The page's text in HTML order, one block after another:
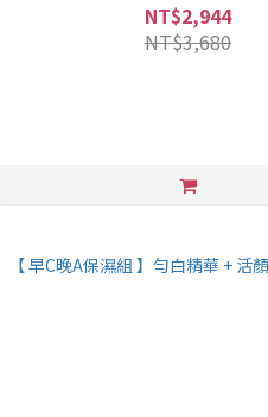
NT$2,944
NT$3,680